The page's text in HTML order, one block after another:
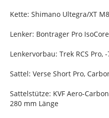
Kette: Shimano Ultegra/XT
Lenker: Bontrager Pro IsoCore
Lenkervorbau: Trek RCS Pro,
Sattel: Verse Short Pro,
Sattelstütze: KVF Aero-
280 mm Länge